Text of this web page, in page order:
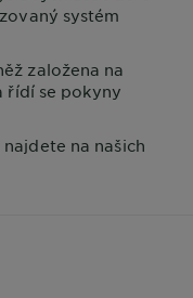
systém
založena na
řídí se pokyny
na našich